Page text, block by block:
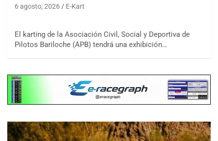
6 agosto, 2026 E-Kart
El karting de la Asociación Civil, Social y Deportiva de
Pilotos Bariloche (APB) tendrá una exhibición…